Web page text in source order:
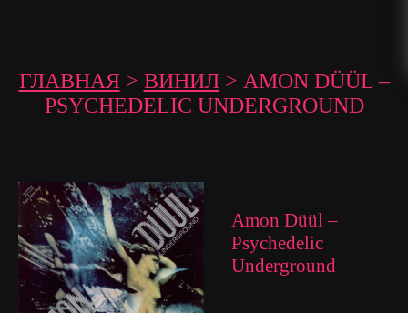
ГЛАВНАЯ> ВИНИЛ> AMON DÜÜL –
PSYCHEDELIC UNDERGROUND
Amon Düül –
Psychedelic
Underground